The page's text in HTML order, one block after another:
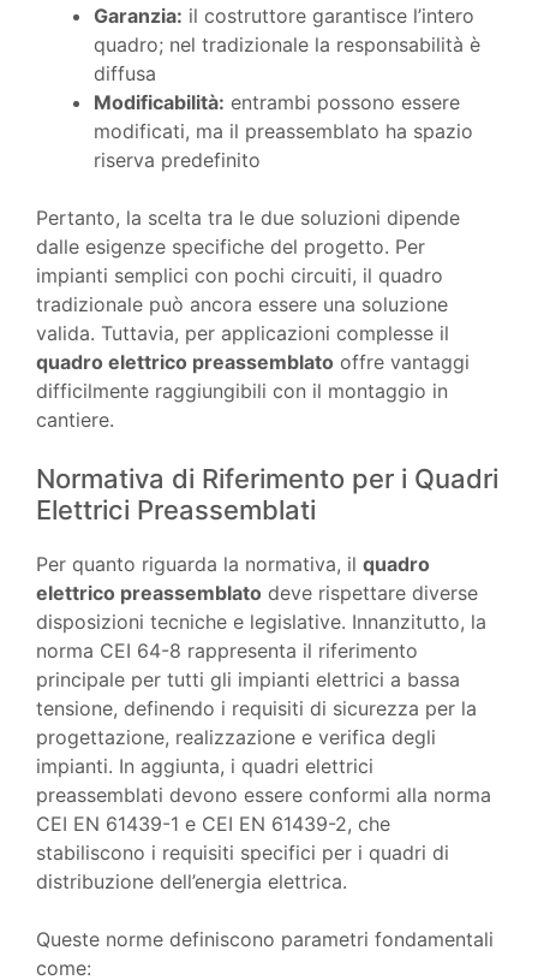
Garanzia: il costruttore garantisce l’intero
quadro; nel tradizionale la responsabilità è
diffusa
Modificabilità: entrambi possono essere
modificati, ma il preassemblato ha spazio
riserva predefinito
Pertanto, la scelta tra le due soluzioni dipende
dalle esigenze specifiche del progetto. Per
impianti semplici con pochi circuiti, il quadro
tradizionale può ancora essere una soluzione
valida. Tuttavia, per applicazioni complesse il
quadro elettrico preassemblato offre vantaggi
difficilmente raggiungibili con il montaggio in
cantiere.
Normativa di Riferimento per i Quadri
Elettrici Preassemblati
Per quanto riguarda la normativa, il quadro
elettrico preassemblato deve rispettare diverse
disposizioni tecniche e legislative. Innanzitutto, la
norma CEI 64-8 rappresenta il riferimento
principale per tutti gli impianti elettrici a bassa
tensione, definendo i requisiti di sicurezza per la
progettazione, realizzazione e verifica degli
impianti. In aggiunta, i quadri elettrici
preassemblati devono essere conformi alla norma
CEI EN 61439-1 e CEI EN 61439-2, che
stabiliscono i requisiti specifici per i quadri di
distribuzione dell’energia elettrica.
Queste norme definiscono parametri fondamentali
come: